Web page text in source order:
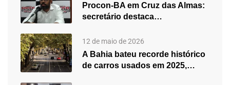
Procon-BA em Cruz das Almas:
secretário destaca
12 de maio de 2026
A Bahia bateu recorde histórico
de carros usados em 2025,…